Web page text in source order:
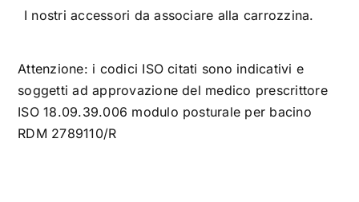
I nostri accessori da associare alla carrozzina.
Attenzione: i codici ISO citati sono indicativi e
soggetti ad approvazione del medico prescrittore
ISO 18.09.39.006 modulo posturale per bacino
RDM 2789110/R